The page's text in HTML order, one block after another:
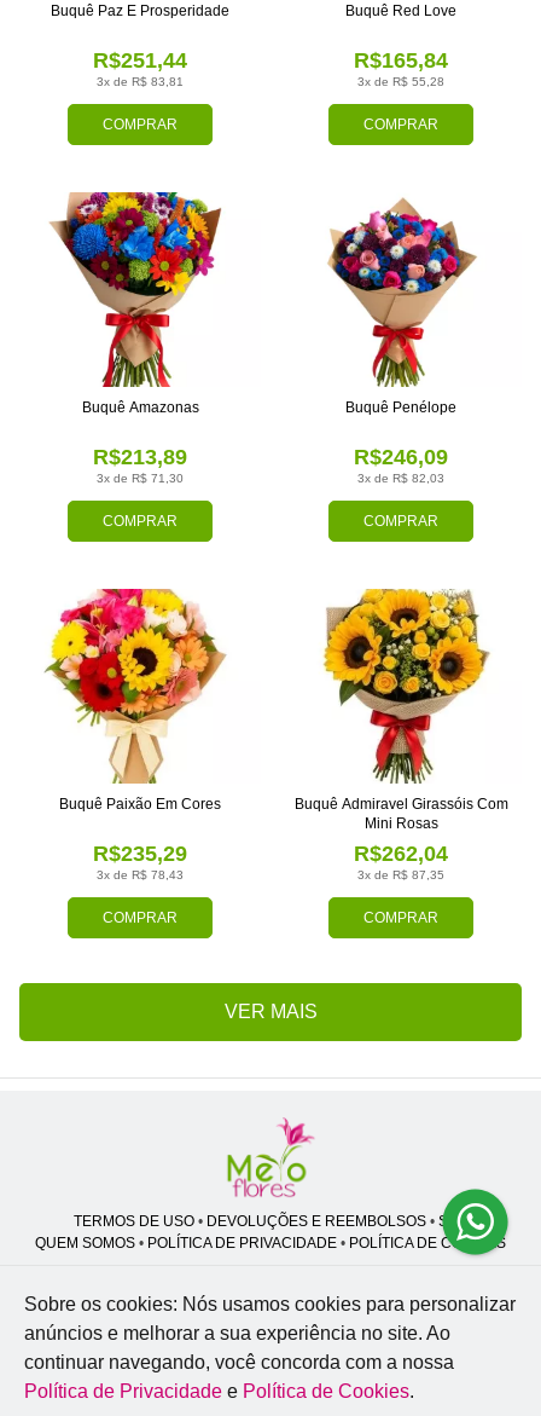
COMPRAR
3x de R$ 83,81
R$251,44
Buquê Paz E Prosperidade
COMPRAR
3x de R$ 55,28
R$165,84
Buquê Red Love
COMPRAR
3x de R$ 71,30
R$213,89
Buquê Amazonas
COMPRAR
3x de R$ 82,03
R$246,09
Buquê Penélope
COMPRAR
3x de R$ 78,43
R$235,29
Buquê Paixão Em Cores
COMPRAR
3x de R$ 87,35
R$262,04
Buquê Admiravel Girassóis Com
Mini Rosas
VER MAIS
TERMOS DE USO• DEVOLUÇÕES E REEMBOLSOS• SAC
QUEM SOMOS • POLÍTICA DE PRIVACIDADE • POLÍTICA DE COOKIES
Melo Flores | CNPJ: 27.662.413/0001-98
Professor José Lourenço - Travessa cinco, 27 - Vila Zat - São Paulo - SP -
02.977-020
Sobre os cookies: Nós usamos cookies para personalizar
anúncios e melhorar a sua experiência no site. Ao
continuar navegando, você concorda com a nossa
Política de Privacidade e Política de Cookies.